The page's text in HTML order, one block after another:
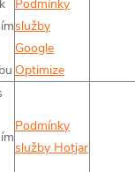
Podmínky
služby
Google
Optimize
Podmínky
služby Hotjar